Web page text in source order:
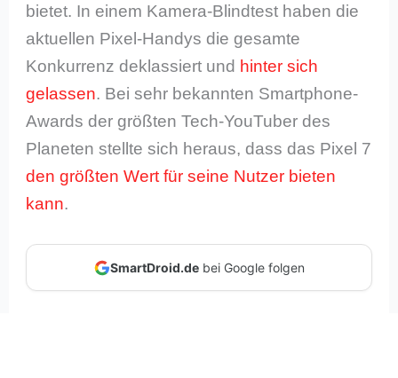
bietet. In einem Kamera-Blindtest haben die
aktuellen Pixel-Handys die gesamte
Konkurrenz deklassiert und hinter sich
gelassen. Bei sehr bekannten Smartphone-
Awards der größten Tech-YouTuber des
Planeten stellte sich heraus, dass das Pixel 7
den größten Wert für seine Nutzer bieten
kann.
SmartDroid.debei Google folgen